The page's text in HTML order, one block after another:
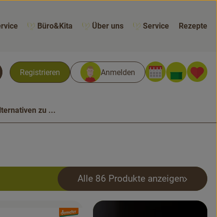
Büro&Kita Über uns Service Rezepte
Registrieren Anmelden
zu ...
Alle 86 Produkte anzeigen
, Verband: